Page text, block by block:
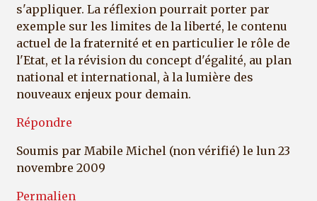
s'appliquer. La réflexion pourrait porter par
exemple sur les limites de la liberté, le contenu
actuel de la fraternité et en particulier le rôle de
l'Etat, et la révision du concept d'égalité, au plan
national et international, à la lumière des
nouveaux enjeux pour demain.
Répondre
Soumis par Mabile Michel (non vérifié) le lun 23
novembre 2009
Permalien